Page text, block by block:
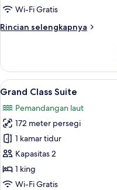
Wi-Fi Gratis
Rincian selengkapnya
Rincian
Grand
Terrace
Suite
Lihat
semua
foto
untuk
Grand
Class
Suite
6
Grand Class Suite
Pemandangan laut
172 meter persegi
1 kamar tidur
Kapasitas 2
1 king
Wi-Fi Gratis